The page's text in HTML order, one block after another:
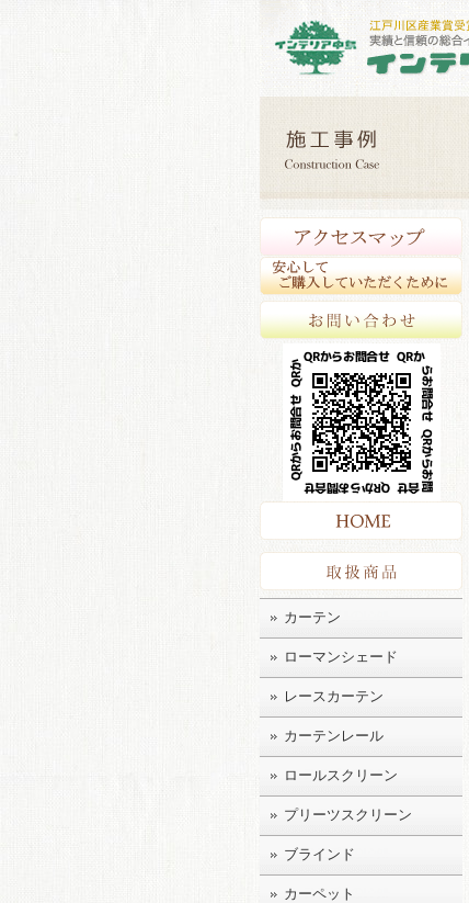
カーテン
ローマンシェード
レースカーテン
カーテンレール
ロールスクリーン
プリーツスクリーン
ブラインド
カーペット